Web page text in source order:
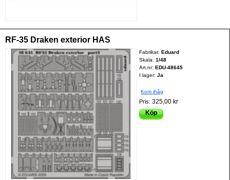
RF-35 Draken exterior HAS
Fabrikat:Eduard
Skala:1/48
Art.nr:EDU-48645
I lager: Ja
Kom ihåg
Pris:325,00 kr
Köp